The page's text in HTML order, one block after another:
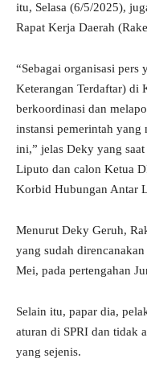
itu, Selasa (6/5/2025),
Rapat Kerja Daerah
“Sebagai organisasi pers
Keterangan Terdaftar) di
berkoordinasi dan
instansi pemerintah
ini,” jelas Deky yang
Liputo dan calon Ketua
Korbid Hubungan Antar
Menurut Deky Geruh,
yang sudah
Mei, pada pertengahan
Selain itu, papar dia,
aturan di SPRI dan tidak
yang sejenis.